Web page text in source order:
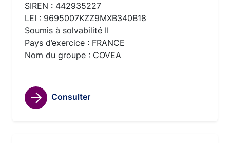
SIREN : 442935227
LEI : 9695007KZZ9MXB340B18
Soumis à solvabilité II
Pays d’exercice : FRANCE
Nom du groupe : COVEA
Consulter